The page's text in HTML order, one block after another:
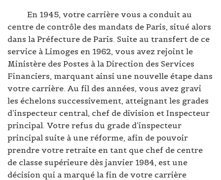
En 1945, votre carrière vous a conduit au
centre de contrôle des mandats de Paris, situé alors
dans la Préfecture de Paris. Suite au transfert de ce
service à Limoges en 1962, vous avez rejoint le
Ministère des Postes à la Direction des Services
Financiers, marquant ainsi une nouvelle étape dans
votre carrière. Au fil des années, vous avez gravi
les échelons successivement, atteignant les grades
d’inspecteur central, chef de division et Inspecteur
principal. Votre refus du grade d’inspecteur
principal suite à une réforme, afin de pouvoir
prendre votre retraite en tant que chef de centre
de classe supérieure dès janvier 1984, est une
décision qui a marqué la fin de votre carrière